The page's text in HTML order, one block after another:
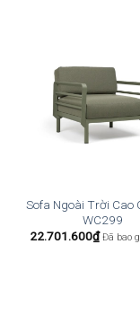
Sofa Ngoài Trời Cao
WC299
22.701.600₫ Đã bao